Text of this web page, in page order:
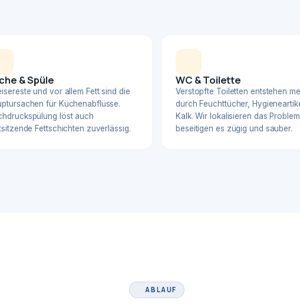
& Spüle
und vor allem Fett sind die
für Küchenabflüsse.
löst auch
Fettschichten zuverlässig.
WC & Toilette
Verstopfte Toiletten entstehen
durch Feuchttücher,
Kalk. Wir lokalisieren das
beseitigen es zügig und sauber.
ABLAUF